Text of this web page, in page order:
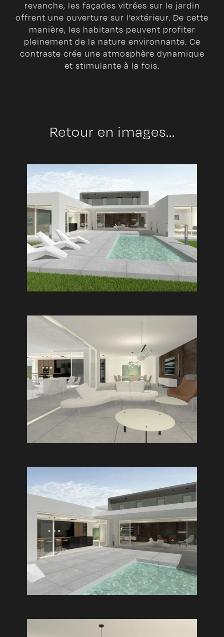
revanche, les façades vitrées sur le jardin
offrent une ouverture sur l’extérieur. De cette
manière, les habitants peuvent profiter
pleinement de la nature environnante. Ce
contraste crée une atmosphère dynamique
et stimulante à la fois.
Retour en images...